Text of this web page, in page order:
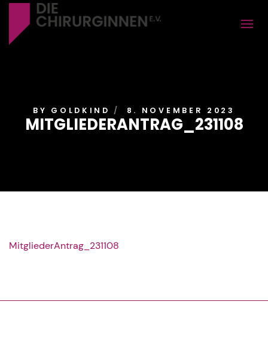
BY GOLDKIND 8. NOVEMBER 2023
MITGLIEDERANTRAG_231108
MitgliederAntrag_231108